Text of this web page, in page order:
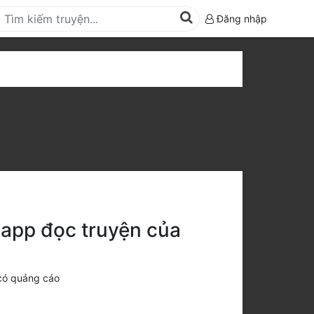
Đăng nhập
đọc truyện của
quảng cáo